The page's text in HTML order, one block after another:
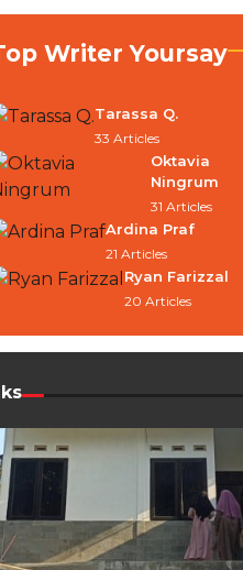
Writer Yoursay
Tarassa Q.
33 Articles
Oktavia
Ningrum
31 Articles
Ardina Praf
21 Articles
Ryan Farizzal
20 Articles